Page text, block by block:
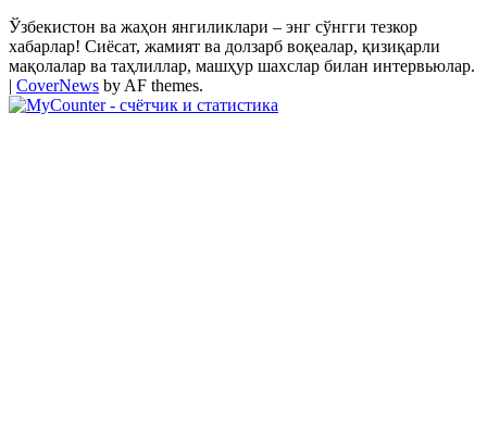
Ўзбекистон ва жаҳон янгиликлари – энг сўнгги тезкор
хабарлар! Сиёсат, жамият ва долзарб воқеалар, қизиқарли
мақолалар ва таҳлиллар, машҳур шахслар билан интервьюлар.
| CoverNews by AF themes.